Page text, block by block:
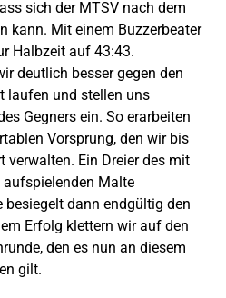
sich der MTSV nach dem
kann. Mit einem Buzzerbeater
Halbzeit auf 43:43.
deutlich besser gegen den
laufen und stellen uns
Gegners ein. So erarbeiten
Vorsprung, den wir bis
verwalten. Ein Dreier des mit
aufspielenden Malte
besiegelt dann endgültig den
Erfolg klettern wir auf den
den es nun an diesem
gilt.